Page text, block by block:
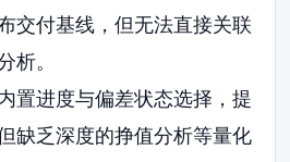
交付基线，但无法直接关联
析。
内置进度与偏差状态选择，提
缺乏深度的挣值分析等量化